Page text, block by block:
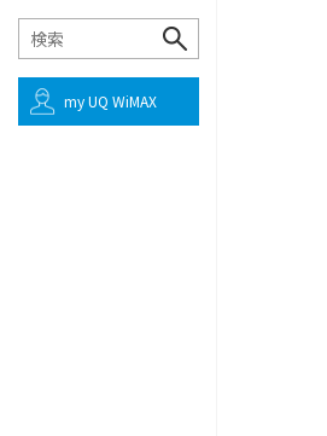
my UQ WiMAX